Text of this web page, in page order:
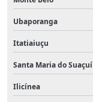
Ubaporanga
Itatiaiuçu
Santa Maria do Suaçuí
Ilicínea